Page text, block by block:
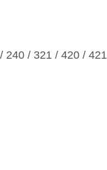
240 / 321 / 420 / 421